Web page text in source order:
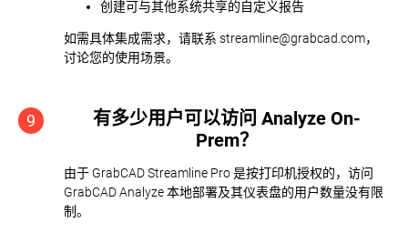
创建可与其他系统共享的自定义报告
如需具体集成需求，请联系 streamline@grabcad.com，
讨论您的使用场景。
9
有多少用户可以访问 Analyze On-
Prem？
由于 GrabCAD Streamline Pro 是按打印机授权的，访问
GrabCAD Analyze 本地部署及其仪表盘的用户数量没有限
制。